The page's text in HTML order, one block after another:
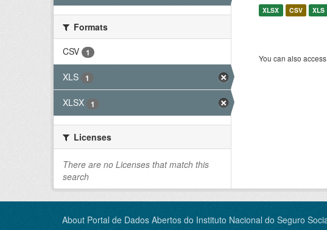
Formats
CSV
1
XLS 1
XLSX 1
Licenses
There are no Licenses that match this
search
XLSX CSV XLS
You can also
About Portal de Dados Abertos do Instituto Nacional do Seguro